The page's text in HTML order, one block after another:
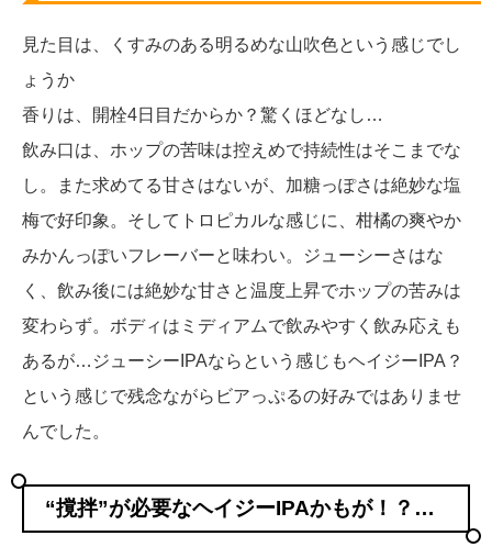
見た目は、くすみのある明るめな山吹色という感じでし
ょうか
香りは、開栓4日目だからか？驚くほどなし…
飲み口は、ホップの苦味は控えめで持続性はそこまでな
し。また求めてる甘さはないが、加糖っぽさは絶妙な塩
梅で好印象。そしてトロピカルな感じに、柑橘の爽やか
みかんっぽいフレーバーと味わい。ジューシーさはな
く、飲み後には絶妙な甘さと温度上昇でホップの苦みは
変わらず。ボディはミディアムで飲みやすく飲み応えも
あるが…ジューシーIPAならという感じもヘイジーIPA？
という感じで残念ながらビアっぷるの好みではありませ
んでした。
“撹拌”が必要なヘイジーIPAかもが！？…